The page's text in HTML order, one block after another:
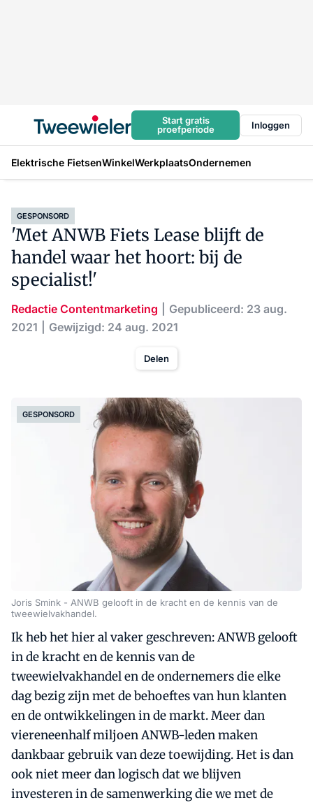
Start gratis
proefperiode
Inloggen
Elektrische FietsenWinkelWerkplaatsOndernemen
GESPONSORD
'Met ANWB Fiets Lease blijft de
handel waar het hoort: bij de
specialist!'
Redactie Contentmarketing
Gepubliceerd: 23 aug.
2021
Gewijzigd: 24 aug. 2021
Delen
GESPONSORD
Joris Smink - ANWB gelooft in de kracht en de kennis van de
tweewielvakhandel.
Ik heb het hier al vaker geschreven: ANWB gelooft
in de kracht en de kennis van de
tweewielvakhandel en de ondernemers die elke
dag bezig zijn met de behoeftes van hun klanten
en de ontwikkelingen in de markt. Meer dan
viereneenhalf miljoen ANWB-leden maken
dankbaar gebruik van deze toewijding. Het is dan
ook niet meer dan logisch dat we blijven
investeren in de samenwerking die we met de